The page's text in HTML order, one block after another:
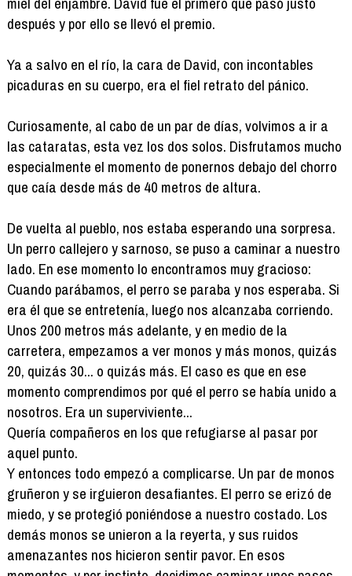
después y por ello se llevó el premio.
Ya a salvo en el río, la cara de David, con incontables
picaduras en su cuerpo, era el fiel retrato del pánico.
Curiosamente, al cabo de un par de días, volvimos a ir a
las cataratas, esta vez los dos solos. Disfrutamos mucho
especialmente el momento de ponernos debajo del chorro
que caía desde más de 40 metros de altura.
De vuelta al pueblo, nos estaba esperando una sorpresa.
Un perro callejero y sarnoso, se puso a caminar a nuestro
lado. En ese momento lo encontramos muy gracioso:
Cuando parábamos, el perro se paraba y nos esperaba. Si
era él que se entretenía, luego nos alcanzaba corriendo.
Unos 200 metros más adelante, y en medio de la
carretera, empezamos a ver monos y más monos, quizás
20, quizás 30... o quizás más. El caso es que en ese
momento comprendimos por qué el perro se había unido a
nosotros. Era un superviviente...
Quería compañeros en los que refugiarse al pasar por
aquel punto.
Y entonces todo empezó a complicarse. Un par de monos
gruñeron y se irguieron desafiantes. El perro se erizó de
miedo, y se protegió poniéndose a nuestro costado. Los
demás monos se unieron a la reyerta, y sus ruidos
amenazantes nos hicieron sentir pavor. En esos